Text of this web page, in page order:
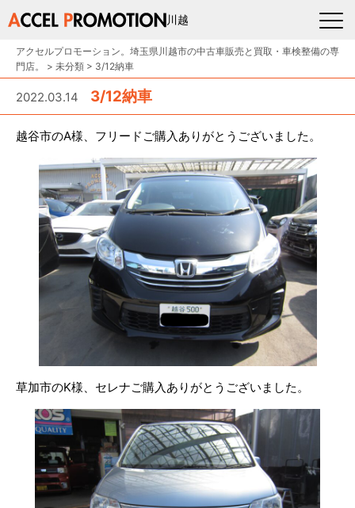
川越
アクセルプロモーション。埼玉県川越市の中古車販売と買取・車検整備の専
門店。
> 未分類 > 3/12納車
2022.03.14 3/12納車
越谷市のA様、フリードご購入ありがとうございました。
草加市のK様、セレナご購入ありがとうございました。